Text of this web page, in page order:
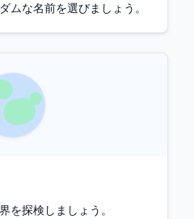
ムな名前を選びましょう。
を探検しましょう。